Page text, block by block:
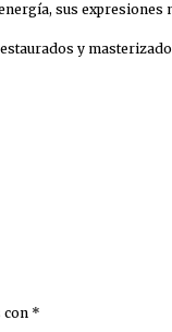
sus expresiones
y
con *